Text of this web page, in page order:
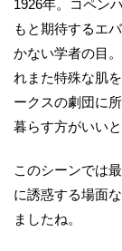
1926年。コペン
もと期待するエ
かない学者の目
れまた特殊な肌
ークスの劇団に
暮らす方がいい
このシーンでは
に誘惑する場面
ましたね。